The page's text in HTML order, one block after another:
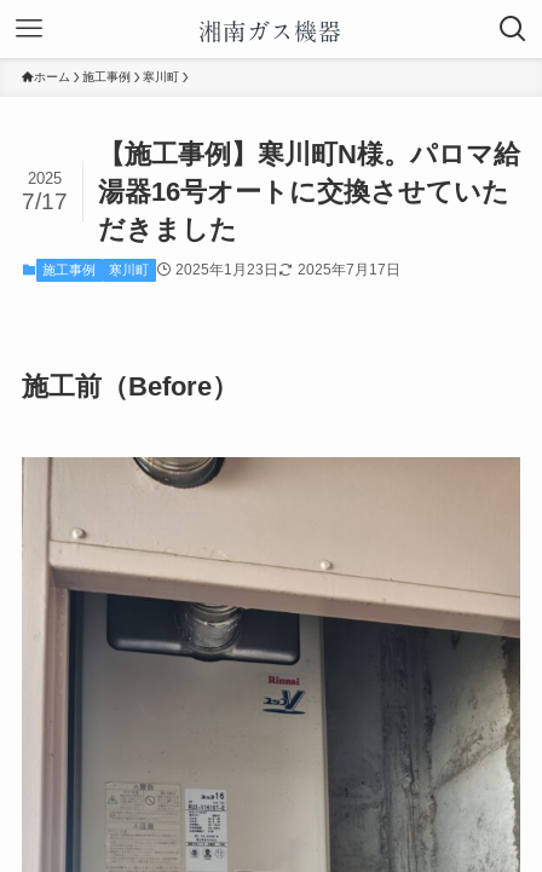
ホーム 施工事例 寒川町
【施工事例】寒川町N様。パロマ給
湯器16号オートに交換させていた
だきました
2025
7/17
施工事例 寒川町 2025年1月23日 2025年7月17日
施工前（Before）